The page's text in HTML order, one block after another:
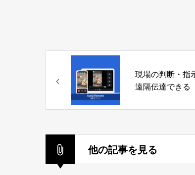
現場の判断・指
遠隔伝達できる
ド
他の記事を見る